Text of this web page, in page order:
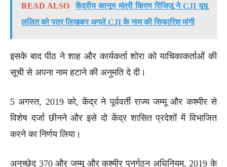
READ ALSO
केंद्रीय कानून मंत्री किरण रिजिजू ने CJI यूयू
ललित को पत्र लिखकर अगले CJI के नाम की सिफारिश मांगी
इसके बाद पीठ ने शाह और कार्यकर्ता शोरा को याचिकाकर्ताओं की
सूची से अपना नाम हटाने की अनुमति दे दी।
5 अगस्त, 2019 को, केंद्र ने पूर्ववर्ती राज्य जम्मू और कश्मीर से
विशेष दर्जा छीनने और इसे दो केंद्र शासित प्रदेशों में विभाजित
करने का निर्णय लिया।
अनुच्छेद 370 और जम्मू और कश्मीर पुनर्गठन अधिनियम, 2019 के